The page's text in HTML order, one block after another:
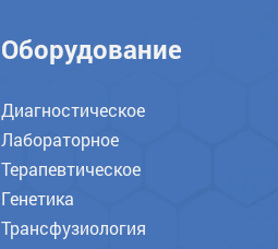
Оборудование
Диагностическое
Лабораторное
Терапевтическое
Генетика
Трансфузиология